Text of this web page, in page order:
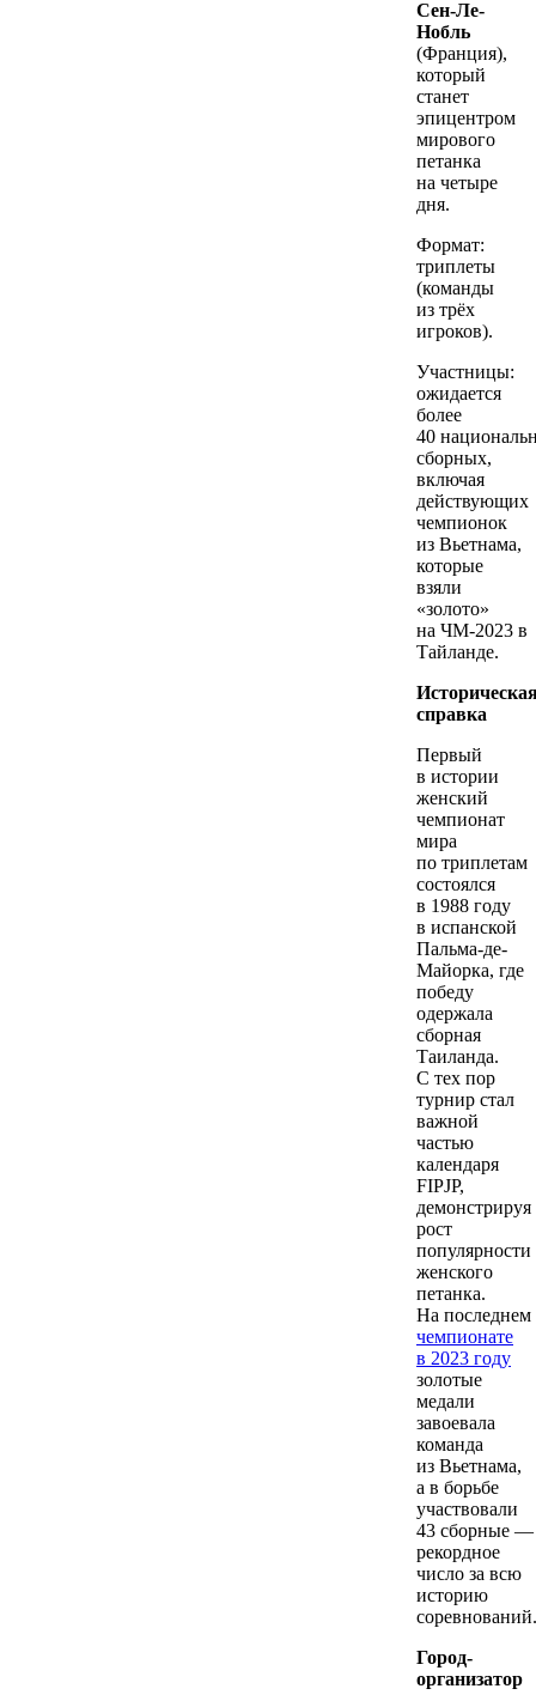
Сен-Ле-
Нобль
(Франция),
который
станет
эпицентром
мирового
петанка
на четыре
дня.
Формат:
триплеты
(команды
из трёх
игроков).
Участницы:
ожидается
более
40
сборных,
включая
действующих
чемпионок
из Вьетнама,
которые
взяли
«золото»
на ЧМ-2023 в
Тайланде.
справка
Первый
в истории
женский
чемпионат
мира
по триплетам
состоялся
в 1988 году
в испанской
Пальма-де-
Майорка, где
победу
одержала
сборная
Таиланда.
С тех пор
турнир стал
важной
частью
календаря
FIPJP,
демонстрируя
рост
популярности
женского
петанка.
На последнем
чемпионате
в 2023 году
золотые
медали
завоевала
команда
из Вьетнама,
а в борьбе
участвовали
43 сборные —
рекордное
число за всю
историю
соревнований.
Город-
организатор